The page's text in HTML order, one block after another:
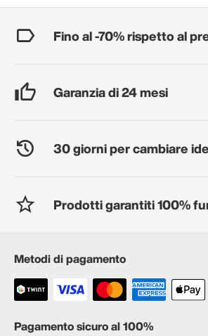
Fino al -70% rispetto al
Garanzia di 24 mesi
30 giorni per cambiare
Prodotti garantiti 100%
Metodi di pagamento
Pagamento sicuro al 100%